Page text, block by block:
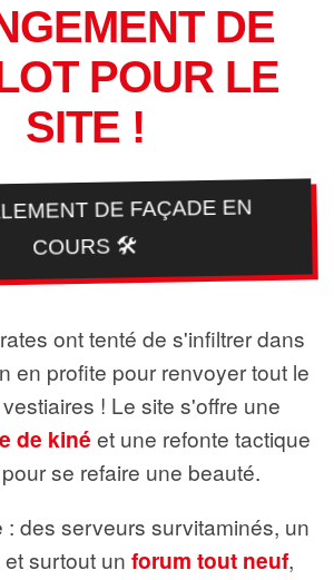
DE
POUR LE
SITE !
DE FAÇADE EN
COURS 🛠️
ont tenté de s'infiltrer dans
en profite pour renvoyer tout le
! Le site s'offre une
de kiné et une refonte tactique
se refaire une beauté.
: des serveurs survitaminés, un
surtout un forum tout neuf,